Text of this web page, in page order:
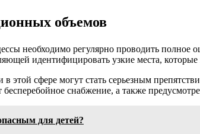
объемов
необходимо регулярно проводить
идентифицировать узкие места,
сфере могут стать серьезным
снабжение, а также
для детей?